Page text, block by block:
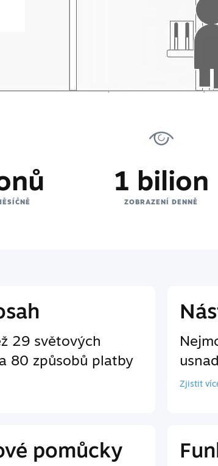
1 bilion
ZOBRAZENÍ DENNĚ
29 světových
80 způsobů platby
Zjistit
pomůcky